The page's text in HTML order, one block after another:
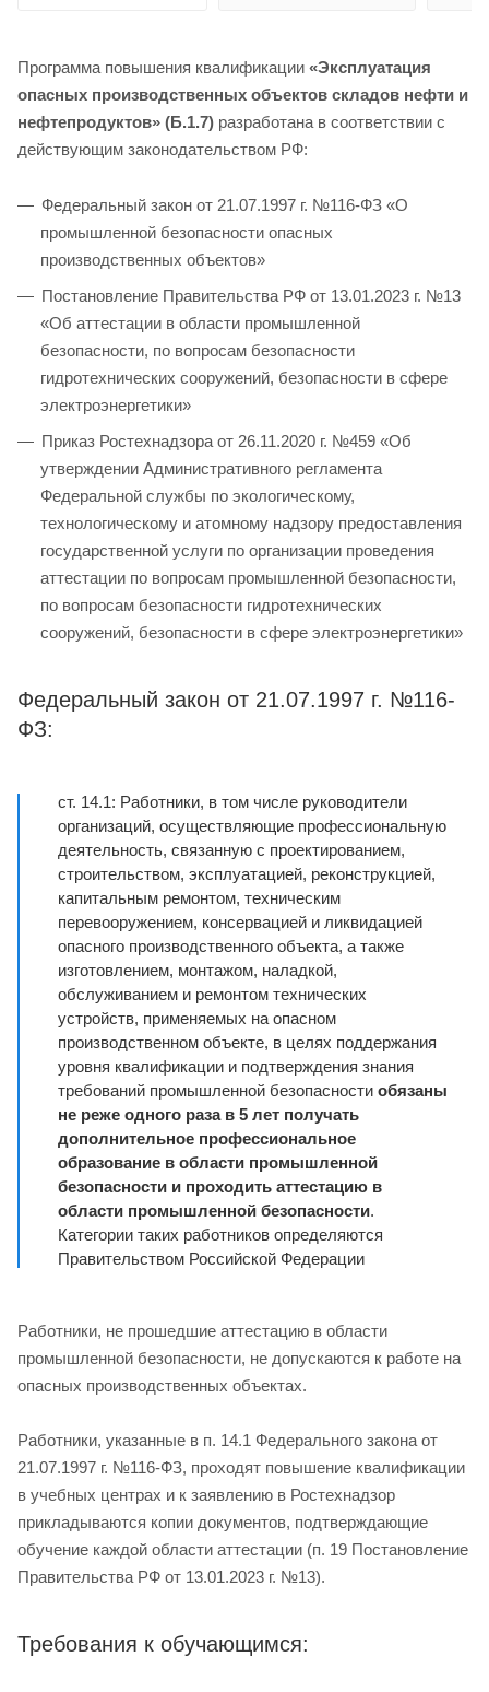
Программа повышения квалификации «Эксплуатация
опасных производственных объектов складов нефти и
нефтепродуктов» (Б.1.7) разработана в соответствии с
действующим законодательством РФ:
Федеральный закон от 21.07.1997 г. №116-ФЗ «О
промышленной безопасности опасных
производственных объектов»
Постановление Правительства РФ от 13.01.2023 г. №13
«Об аттестации в области промышленной
безопасности, по вопросам безопасности
гидротехнических сооружений, безопасности в сфере
электроэнергетики»
Приказ Ростехнадзора от 26.11.2020 г. №459 «Об
утверждении Административного регламента
Федеральной службы по экологическому,
технологическому и атомному надзору предоставления
государственной услуги по организации проведения
аттестации по вопросам промышленной безопасности,
по вопросам безопасности гидротехнических
сооружений, безопасности в сфере электроэнергетики»
Федеральный закон от 21.07.1997 г. №116-
ФЗ:
ст. 14.1: Работники, в том числе руководители
организаций, осуществляющие профессиональную
деятельность, связанную с проектированием,
строительством, эксплуатацией, реконструкцией,
капитальным ремонтом, техническим
перевооружением, консервацией и ликвидацией
опасного производственного объекта, а также
изготовлением, монтажом, наладкой,
обслуживанием и ремонтом технических
устройств, применяемых на опасном
производственном объекте, в целях поддержания
уровня квалификации и подтверждения знания
требований промышленной безопасности обязаны
не реже одного раза в 5 лет получать
дополнительное профессиональное
образование в области промышленной
безопасности и проходить аттестацию в
области промышленной безопасности.
Категории таких работников определяются
Правительством Российской Федерации
Работники, не прошедшие аттестацию в области
промышленной безопасности, не допускаются к работе на
опасных производственных объектах.
Работники, указанные в п. 14.1 Федерального закона от
21.07.1997 г. №116-ФЗ, проходят повышение квалификации
в учебных центрах и к заявлению в Ростехнадзор
прикладываются копии документов, подтверждающие
обучение каждой области аттестации (п. 19 Постановление
Правительства РФ от 13.01.2023 г. №13).
Требования к обучающимся: